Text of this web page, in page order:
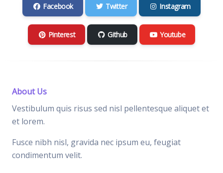
Facebook Twitter Instagram
Pinterest Github Youtube
About Us
Vestibulum quis risus sed nisl pellentesque aliquet et
et lorem.
Fusce nibh nisl, gravida nec ipsum eu, feugiat
condimentum velit.